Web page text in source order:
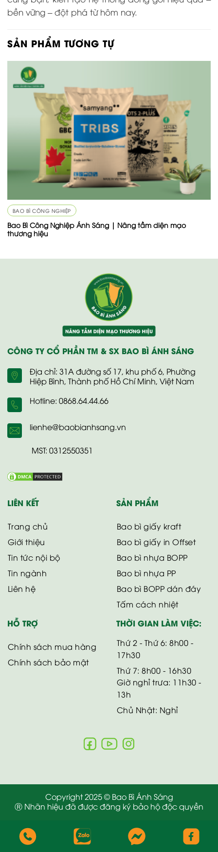
bền vững – đột phá từ hôm nay.
SẢN PHẨM TƯƠNG TỰ
BAO BÌ CÔNG NGHIỆP
Bao Bì Công Nghiệp Ánh Sáng | Nâng tầm diện mạo
thương hiệu
CÔNG TY CỔ PHẦN TM & SX BAO BÌ ÁNH SÁNG
Địa chỉ: 31A đường số 17, khu phố 6, Phường
Hiệp Bình, Thành phố Hồ Chí Minh, Việt Nam
Hotline: 0868.64.44.66
lienhe@baobianhsang.vn
MST: 0312550351
LIÊN KẾT
Trang chủ
Giới thiệu
Tin tức nội bộ
Tin ngành
Liên hệ
SẢN PHẨM
Bao bì giấy kraft
Bao bì giấy in Offset
Bao bì nhựa BOPP
Bao bì nhựa PP
Bao bì BOPP dán đáy
Tấm cách nhiệt
HỖ TRỢ
Chính sách mua hàng
Chính sách bảo mật
THỜI GIAN LÀM VIỆC:
Thứ 2 - Thứ 6: 8h00 -
17h30
Thứ 7: 8h00 - 16h30
Giờ nghỉ trưa: 11h30 -
13h
Chủ Nhật: Nghỉ
Copyright 2025 © Bao Bì Ánh Sáng
Ⓡ Nhãn hiệu đã được đăng ký bảo hộ độc quyền